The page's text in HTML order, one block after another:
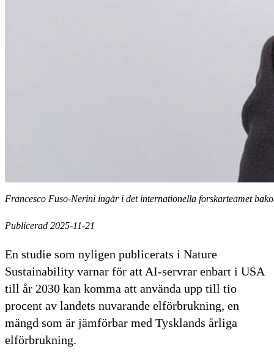
Francesco Fuso-Nerini ingår i det internationella forskarteamet
Publicerad 2025-11-21
En studie som nyligen publicerats i Nature
Sustainability varnar för att AI-servrar enbart i USA
till år 2030 kan komma att använda upp till tio
procent av landets nuvarande elförbrukning, en
mängd som är jämförbar med Tysklands årliga
elförbrukning.